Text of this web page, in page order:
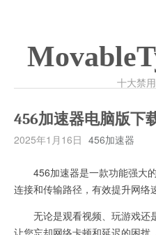
十大禁
456加速器电脑版下
2025年1月16日 456加速器
456加速器是一款功能强大的
连接和传输路径，有效提升网络
无论是观看视频、玩游戏还
让您忘却网络卡顿和延迟的困扰